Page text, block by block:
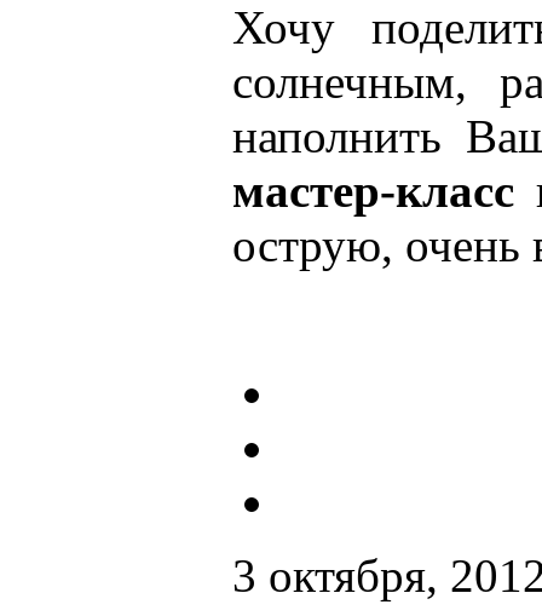
Хочу
солнечным,
наполнить
мастер-класс
острую,
3 октября,